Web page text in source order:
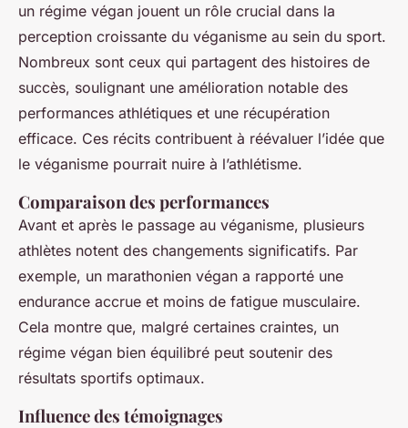
un régime végan jouent un rôle crucial dans la
perception croissante du véganisme au sein du sport.
Nombreux sont ceux qui partagent des histoires de
succès, soulignant une amélioration notable des
performances athlétiques et une récupération
efficace. Ces récits contribuent à réévaluer l’idée que
le véganisme pourrait nuire à l’athlétisme.
Comparaison des performances
Avant et après le passage au véganisme, plusieurs
athlètes notent des changements significatifs. Par
exemple, un marathonien végan a rapporté une
endurance accrue et moins de fatigue musculaire.
Cela montre que, malgré certaines craintes, un
régime végan bien équilibré peut soutenir des
résultats sportifs optimaux.
Influence des témoignages